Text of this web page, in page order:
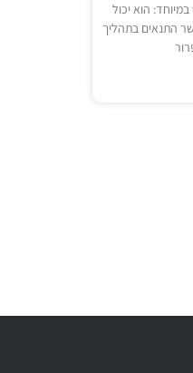
הוא יכול
התנאים בתהליך